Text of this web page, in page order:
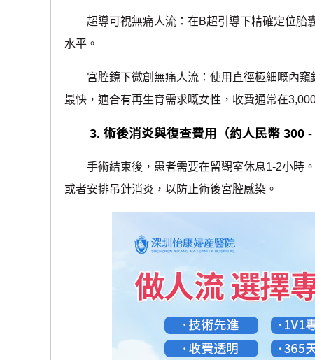
超導可視無痛人流：在B超引導下精確定位胎
水平。
宮腔鏡下微創無痛人流：使用直徑極細嘅內窺
最快，適合有再生育需求嘅女性，收費通常在
3. 術後消炎與復查費用（約人民幣 300 -
手術結束後，患者需要在留觀室休息1-2小時。
或者安排吊針消炎，以防止術後宮腔感染。